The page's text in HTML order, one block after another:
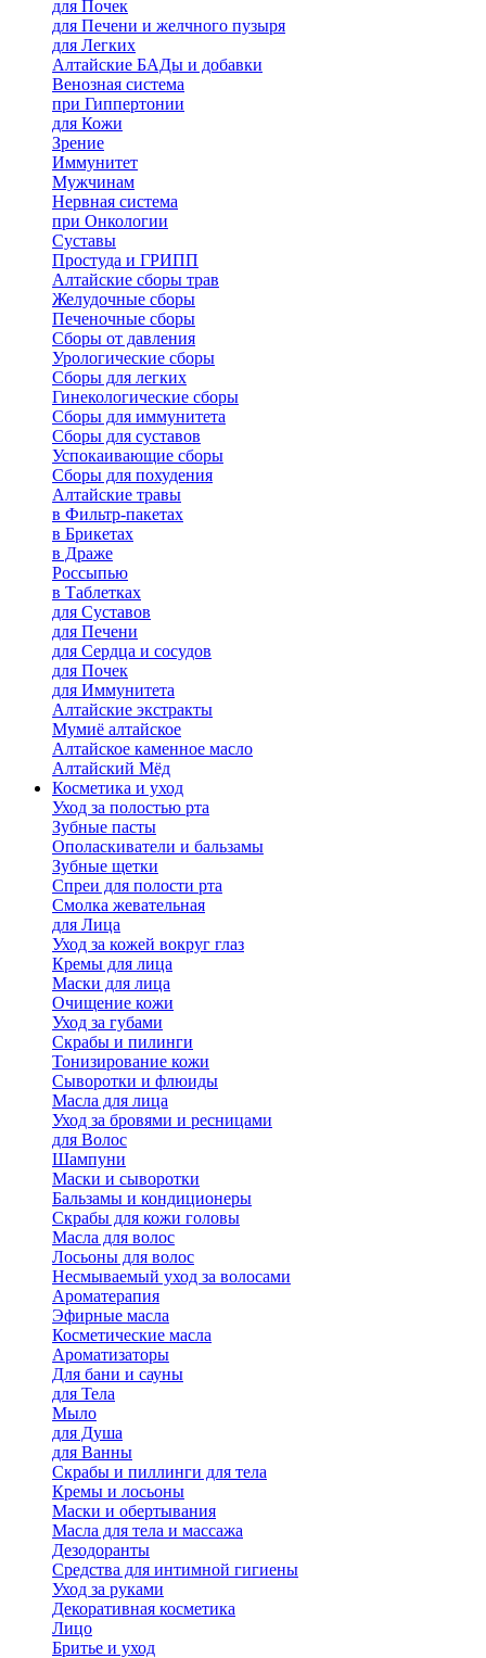
для Почек
для Печени и желчного пузыря
для Легких
Алтайские БАДы и добавки
Венозная система
при Гиппертонии
для Кожи
Зрение
Иммунитет
Мужчинам
Нервная система
при Онкологии
Суставы
Простуда и ГРИПП
Алтайские сборы трав
Желудочные сборы
Печеночные сборы
Сборы от давления
Урологические сборы
Сборы для легких
Гинекологические сборы
Сборы для иммунитета
Сборы для суставов
Успокаивающие сборы
Сборы для похудения
Алтайские травы
в Фильтр-пакетах
в Брикетах
в Драже
Россыпью
в Таблетках
для Cуставов
для Печени
для Сердца и сосудов
для Почек
для Иммунитета
Алтайские экстракты
Мумиё алтайское
Алтайское каменное масло
Алтайский Мёд
Косметика и уход
Уход за полостью рта
Зубные пасты
Ополаскиватели и бальзамы
Зубные щетки
Спреи для полости рта
Смолка жевательная
для Лица
Уход за кожей вокруг глаз
Кремы для лица
Маски для лица
Очищение кожи
Уход за губами
Скрабы и пилинги
Тонизирование кожи
Сыворотки и флюиды
Масла для лица
Уход за бровями и ресницами
для Волос
Шампуни
Маски и сыворотки
Бальзамы и кондиционеры
Скрабы для кожи головы
Масла для волос
Лосьоны для волос
Несмываемый уход за волосами
Ароматерапия
Эфирные масла
Косметические масла
Ароматизаторы
Для бани и сауны
для Тела
Мыло
для Душа
для Ванны
Скрабы и пиллинги для тела
Кремы и лосьоны
Маски и обертывания
Масла для тела и массажа
Дезодоранты
Средства для интимной гигиены
Уход за руками
Декоративная косметика
Лицо
Бритье и уход